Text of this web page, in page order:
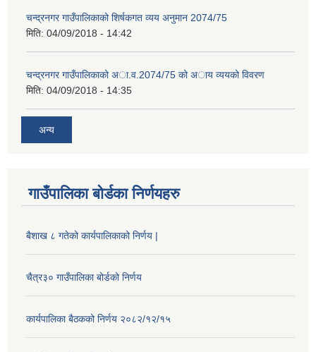
चन्द्रनगर गाउँपालिकाको शिर्षकगत व्यय अनुमान 2074/75
मिति: 04/09/2018 - 14:42
चन्द्रनगर गाउँपालिकाको अा‍‍‍.व.2074/75 को अाय व्ययको विवरण
मिति: 04/09/2018 - 14:35
अन्य
गाउँपालिका बोर्डका निर्णयहरु
बैशाख ८ गतेको कार्यपालिकाको निर्णय |
चैत्र३० गाउँपालिका बोर्डको निर्णय
कार्यपालिका बैठकको निर्णय २०८२/१२/१५